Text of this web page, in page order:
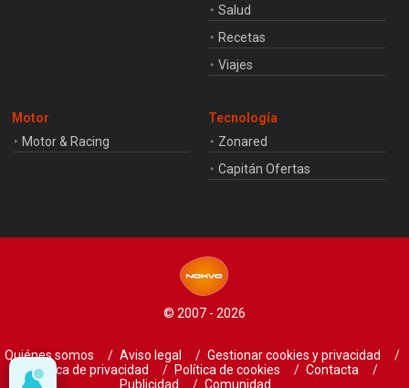
Salud
Recetas
Viajes
Motor
Motor & Racing
Tecnología
Zonared
Capitán Ofertas
© 2007 - 2026
Quiénes somos Aviso legal
Gestionar cookies y privacidad
Política de privacidad
Política de cookies
Contacta
Publicidad
Comunidad